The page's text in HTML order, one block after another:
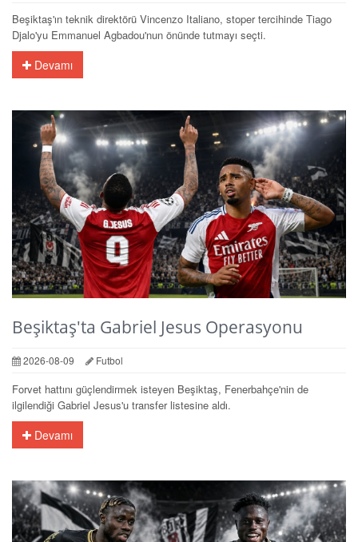
Beşiktaş'ın teknik direktörü Vincenzo Italiano, stoper tercihinde Tiago
Djalo'yu Emmanuel Agbadou'nun önünde tutmayı seçti.
Devamı
Beşiktaş'ta Gabriel Jesus Operasyonu
2026-08-09 Futbol
Forvet hattını güçlendirmek isteyen Beşiktaş, Fenerbahçe'nin de
ilgilendiği Gabriel Jesus'u transfer listesine aldı.
Devamı